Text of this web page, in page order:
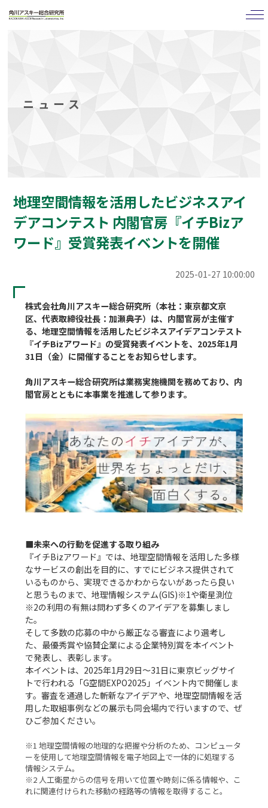
ニュース
地理空間情報を活用したビジネスアイ
デアコンテスト 内閣官房『イチBizア
ワード』受賞発表イベントを開催
2025-01-27 10:00:00
株式会社角川アスキー総合研究所（本社：東京都文京
区、代表取締役社長：加瀬典子）は、内閣官房が主催す
る、地理空間情報を活用したビジネスアイデアコンテスト
『イチBizアワード』の受賞発表イベントを、2025年1月
31日（金）に開催することをお知らせします。
角川アスキー総合研究所は業務実施機関を務めており、内
閣官房とともに本事業を推進して参ります。
■未来への行動を促進する取り組み
『イチBizアワード』では、地理空間情報を活用した多様
なサービスの創出を目的に、すでにビジネス提供されて
いるものから、実現できるかわからないがあったら良い
と思うものまで、地理情報システム(GIS)※1や衛星測位
※2の利用の有無は問わず多くのアイデアを募集しまし
た。
そして多数の応募の中から厳正なる審査により選考し
た、最優秀賞や協賛企業による企業特別賞を本イベント
で発表し、表彰します。
本イベントは、2025年1月29日〜31日に東京ビッグサイ
トで行われる「G空間EXPO2025」イベント内で開催しま
す。審査を通過した斬新なアイデアや、地理空間情報を活
用した取組事例などの展示も同会場内で行いますので、ぜ
ひご参加ください。
※1 地理空間情報の地理的な把握や分析のため、コンピュータ
ーを使用して地理空間情報を電子地図上で一体的に処理する
情報システム。
※2 人工衛星からの信号を用いて位置や時刻に係る情報や、こ
れに関連付けられた移動の経路等の情報を取得すること。